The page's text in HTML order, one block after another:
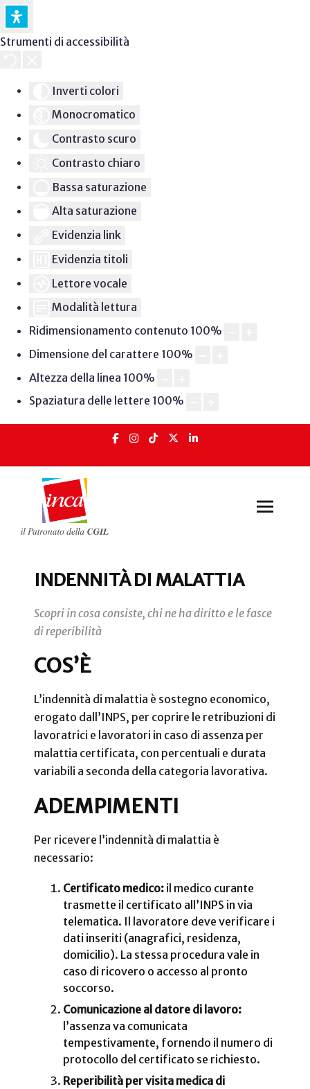
Strumenti di accessibilità
Inverti colori
Monocromatico
Contrasto scuro
Contrasto chiaro
Bassa saturazione
Alta saturazione
Evidenzia link
Evidenzia titoli
Lettore vocale
Modalità lettura
Ridimensionamento contenuto 100%
Dimensione del carattere 100%
Altezza della linea 100%
Spaziatura delle lettere 100%
INDENNITÀ DI MALATTIA
Scopri in cosa consiste, chi ne ha diritto e le fasce
di reperibilità
COS’È
L’indennità di malattia è sostegno economico,
erogato dall’INPS, per coprire le retribuzioni di
lavoratrici e lavoratori in caso di assenza per
malattia certificata, con percentuali e durata
variabili a seconda della categoria lavorativa.
ADEMPIMENTI
Per ricevere l’indennità di malattia è
necessario:
Certificato medico:il medico curante
trasmette il certificato all’INPS in via
telematica. Il lavoratore deve verificare i
dati inseriti (anagrafici, residenza,
domicilio). La stessa procedura vale in
caso di ricovero o accesso al pronto
soccorso.
Comunicazione al datore di lavoro:
l’assenza va comunicata
tempestivamente, fornendo il numero di
protocollo del certificato se richiesto.
Reperibilità per visita medica di